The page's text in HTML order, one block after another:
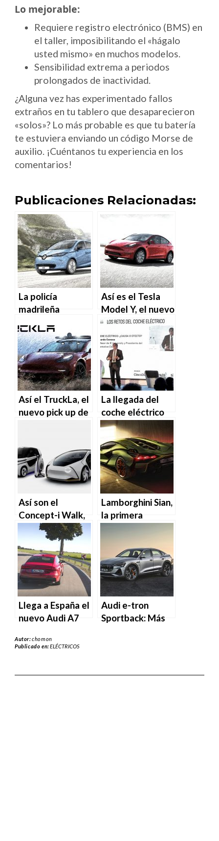
Lo mejorable:
Requiere registro electrónico (BMS) en
el taller, imposibilitando el «hágalo
usted mismo» en muchos modelos.
Sensibilidad extrema a periodos
prolongados de inactividad.
¿Alguna vez has experimentado fallos
extraños en tu tablero que desaparecieron
«solos»? Lo más probable es que tu batería
te estuviera enviando un código Morse de
auxilio. ¡Cuéntanos tu experiencia en los
comentarios!
Publicaciones Relacionadas:
La policía
madrileña
crimen con
motores
eléctricos
Así es el Tesla
Model Y, el nuevo
SUV eléctrico
que llegará en
2021
Así el TruckLa, el
nuevo pick up de
La llegada del
coche eléctrico
cerrará el 50% de
los talleres
españoles
Así son el
Concept-i Walk,
el Concept-i y el
Concept-i Ride
de Toyota
Lamborghini Sian,
la primera
híbrida de la
marca ¡sin
baterías!
Llega a España el
nuevo Audi A7
Audi e-tron
Sportback: Más
Autor:chomon
Publicado en:ELÉCTRICOS